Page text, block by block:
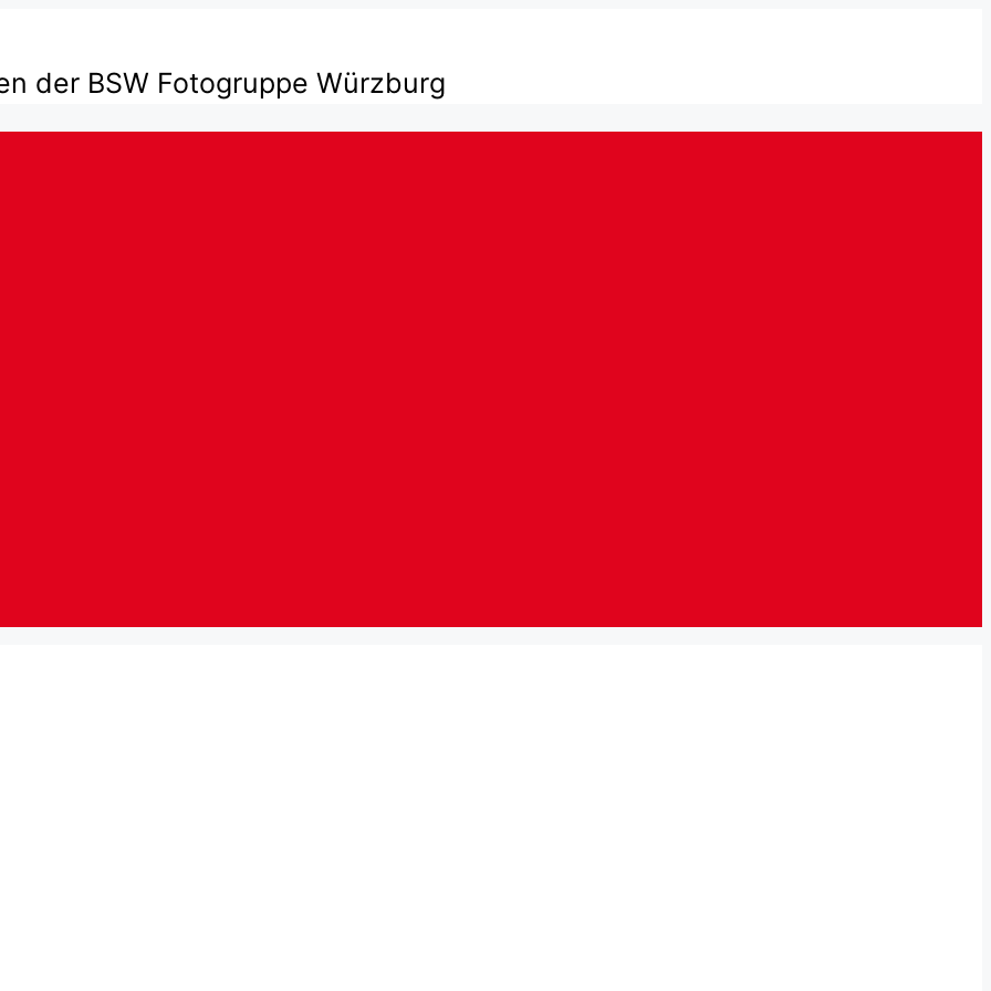
der BSW Fotogruppe Würzburg